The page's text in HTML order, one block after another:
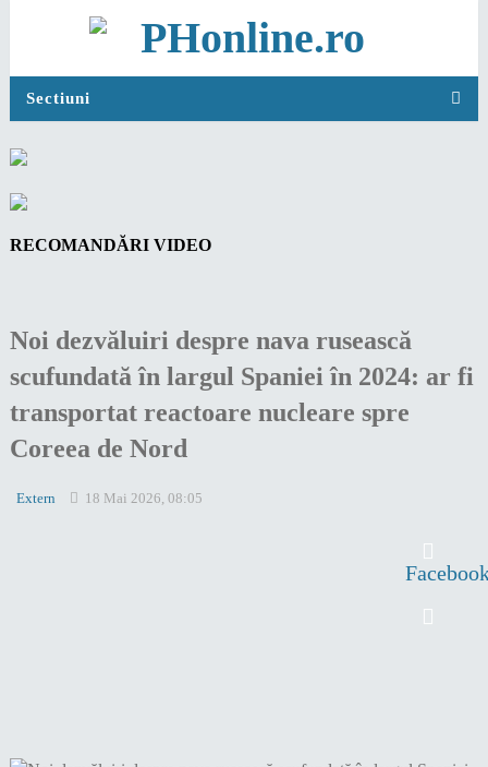
Sectiuni
RECOMANDĂRI VIDEO
Noi dezvăluiri despre nava rusească
scufundată în largul Spaniei în 2024: ar fi
transportat reactoare nucleare spre
Coreea de Nord
Extern 18 Mai 2026, 08:05